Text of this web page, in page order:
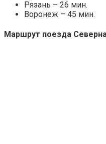
Рязань – 26 мин.
Воронеж – 45 мин.
Маршрут поезда